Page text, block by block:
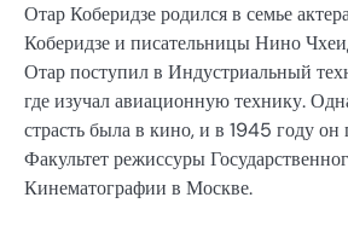
Отар Коберидзе родился в семье
Коберидзе и писательницы Нино
Отар поступил в Индустриальный
где изучал авиационную технику.
страсть была в кино, и в 1945 году он
Факультет режиссуры
Кинематографии в Москве.